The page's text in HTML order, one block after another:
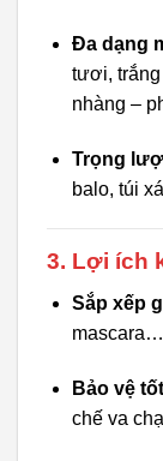
Đa dạng
tươi, trắng
nhàng –
Trọng
balo, túi
3. Lợi ích
Sắp xếp
mascara…
Bảo vệ
chế va